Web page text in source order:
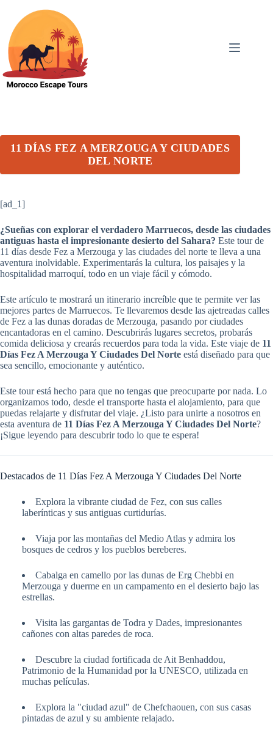
content
11 DÍAS FEZ A MERZOUGA Y CIUDADES
DEL NORTE
[ad_1]
¿Sueñas con explorar el verdadero Marruecos, desde las ciudades
antiguas hasta el impresionante desierto del Sahara? Este tour de
11 días desde Fez a Merzouga y las ciudades del norte te lleva a una
aventura inolvidable. Experimentarás la cultura, los paisajes y la
hospitalidad marroquí, todo en un viaje fácil y cómodo.
Este artículo te mostrará un itinerario increíble que te permite ver las
mejores partes de Marruecos. Te llevaremos desde las ajetreadas calles
de Fez a las dunas doradas de Merzouga, pasando por ciudades
encantadoras en el camino. Descubrirás lugares secretos, probarás
comida deliciosa y crearás recuerdos para toda la vida. Este viaje de 11
Días Fez A Merzouga Y Ciudades Del Norte está diseñado para que
sea sencillo, emocionante y auténtico.
Este tour está hecho para que no tengas que preocuparte por nada. Lo
organizamos todo, desde el transporte hasta el alojamiento, para que
puedas relajarte y disfrutar del viaje. ¿Listo para unirte a nosotros en
esta aventura de 11 Días Fez A Merzouga Y Ciudades Del Norte?
¡Sigue leyendo para descubrir todo lo que te espera!
Destacados de 11 Días Fez A Merzouga Y Ciudades Del Norte
Explora la vibrante ciudad de Fez, con sus calles
laberínticas y sus antiguas curtidurías.
Viaja por las montañas del Medio Atlas y admira los
bosques de cedros y los pueblos bereberes.
Cabalga en camello por las dunas de Erg Chebbi en
Merzouga y duerme en un campamento en el desierto bajo las
estrellas.
Visita las gargantas de Todra y Dades, impresionantes
cañones con altas paredes de roca.
Descubre la ciudad fortificada de Ait Benhaddou,
Patrimonio de la Humanidad por la UNESCO, utilizada en
muchas películas.
Explora la "ciudad azul" de Chefchaouen, con sus casas
pintadas de azul y su ambiente relajado.